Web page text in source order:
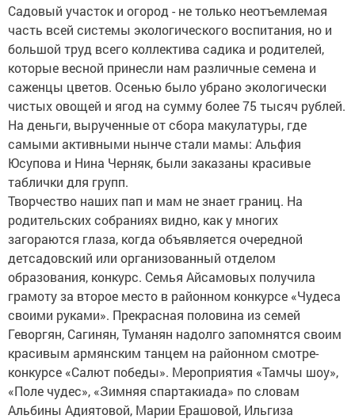
Садовый участок и огород - не только неотъемлемая
часть всей системы экологического воспитания, но и
большой труд всего коллектива садика и родителей,
которые весной принесли нам различные семена и
саженцы цветов. Осенью было убрано экологически
чистых овощей и ягод на сумму более 75 тысяч рублей.
На деньги, вырученные от сбора макулатуры, где
самыми активными нынче стали мамы: Альфия
Юсупова и Нина Черняк, были заказаны красивые
таблички для групп.
Творчество наших пап и мам не знает границ. На
родительских собраниях видно, как у многих
загораются глаза, когда объявляется очередной
детсадовский или организованный отделом
образования, конкурс. Семья Айсамовых получила
грамоту за второе место в районном конкурсе «Чудеса
своими руками». Прекрасная половина из семей
Геворгян, Сагинян, Туманян надолго запомнятся своим
красивым армянским танцем на районном смотре-
конкурсе «Салют победы». Мероприятия «Тамчы шоу»,
«Поле чудес», «Зимняя спартакиада» по словам
Альбины Адиятовой, Марии Ерашовой, Ильгиза